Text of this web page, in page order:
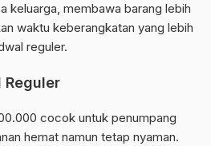
keluarga, membawa barang lebih
waktu keberangkatan yang lebih
reguler.
Reguler
cocok untuk penumpang
hemat namun tetap nyaman.